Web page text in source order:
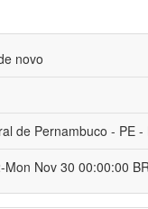
novo
de Pernambuco - PE -
Nov 30 00:00:00